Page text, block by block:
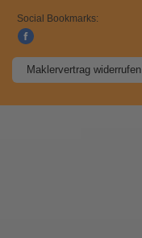
Social Bookmarks:
Maklervertrag widerrufen